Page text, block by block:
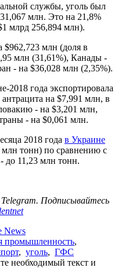
службы, уголь был
млн. Это на 21,8%
млрд 256,894 млн).
млн (доля в
млн (31,61%), Канады -
- на $36,028 млн (2,35%).
2018 года экспортировала
на $7,991 млн, в
- на $3,201 млн,
- на $0,061 млн.
2018 года в Украине
млн тонн) по сравнению с
до 11,23 млн тонн.
Telegram. Подписывайтесь
News
промышленность,
, уголь, ГФС
необходимый текст и